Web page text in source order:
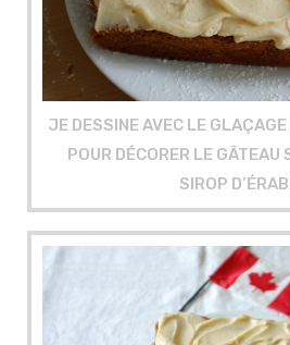
JE DESSINE AVEC LE
POUR DÉCORER LE GÂTEAU
SIROP